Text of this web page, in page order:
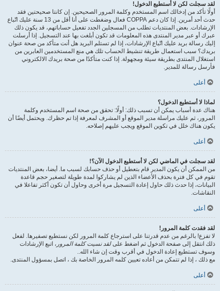
لقد سجلت لكن لا أستطيع الدخول!
أولًا تأكد من إدخالك اسم المستخدم وكلمة المرور الصحيحين. إن كانتا صحيحتين فقد
حدث أحد أمرين. إذا كان دعم COPPA فعال وضغطت على أنا أقل من 13 سنة عليك اتّباع
الإرشادات. بعض المنتديات تطلب من المسجلين الجدد تفعيل حساباتهم، قد يكون ذلك
عبرك أو عبر مدير المنتدى هذه المعلومات قد تكون أبلغت بها عند التسجيل. إذا أرسلت
إليك رسالة بريد عليك اتّباع الإرشادات، إذا لم تستلم البريد هل أنت متأكد من صحة عنوان
بريدك؟ سبب استعمال طريقة تنشيط الحساب تلك هي منع المستخدمين العابرين من
استغلال المنتدى بطريقة سيئة ومجهولة. إذا كنت متأكدًا من صحة بريدك الالكتروني
فأرسل رسالة للمدير.
أعلى
لماذا لا أستطيع الدخول؟
هناك عدة أسباب يمكن أن تسبب ذلك: أولًا: تحقق من صحة اسم المستخدم وكلمة
المرور، ثم عليك مراسلة مدير الموقع أو المشرف لمعرفة إذا تم حظرك. ويحتمل أيضًا أن
يكون هناك خلل في تكوين الموقع ويجب عليهم إصلاحه.
أعلى
لقد سجلت في الماضي لكن لا أستطيع الدخول الآن؟!
من الممكن أن يكون المدير قام بتعطيل أو حذف حسابك لسبب ما. أيضا، بعض المنتديات
تقوم في كل فترة بحذف الأعضاء الذين لم يشاركوا لمدة طويلة لتصغير حجم قاعدة
البيانات، إذا حدث ذلك حاول إعادة التسجيل مرة أخرى وحاول أن تكون أكثر تفاعلا في
النقاشات.
أعلى
لقد فقدت كلمة المرور!
لا تفزع! بالرغم من عدم قدرتنا على استرجاع كلمة المرور لكن نستطيع تصفيرها. لفعل
ذلك انتقل إلى صفحة الدخول ثم اضغط علىلقد نسيت كلمة المرور ، اتبع الإرشادات
وسوف تستطيع إعادة الدخول في أقرب وقت إن شاء الله..
مع ذلك ، إذا لم تتمكن من أعاده تعيين كلمه المرور الخاصة بك ، اتصل بمسؤول المنتدى.
أعلى